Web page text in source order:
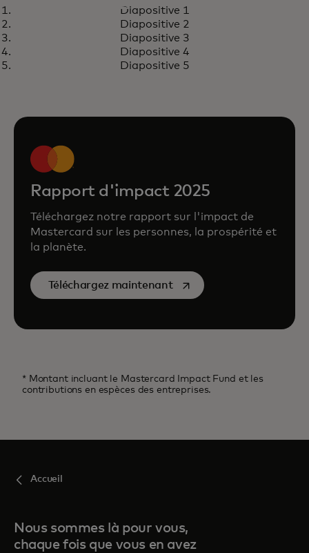
Connecter les entreprises rurales
aux outils financiers et
numériques pour se développer
Diapositive 1
Diapositive 2
Diapositive 3
Diapositive 4
Diapositive 5
Rapport d'impact 2025
Téléchargez notre rapport sur l'impact de
Mastercard sur les personnes, la prospérité et
la planète.
Téléchargez maintenants’ouvre dans un nouvel
* Montant incluant le Mastercard Impact Fund et les
contributions en espèces des entreprises.
Accueil
Nous sommes là pour vous,
chaque fois que vous en avez